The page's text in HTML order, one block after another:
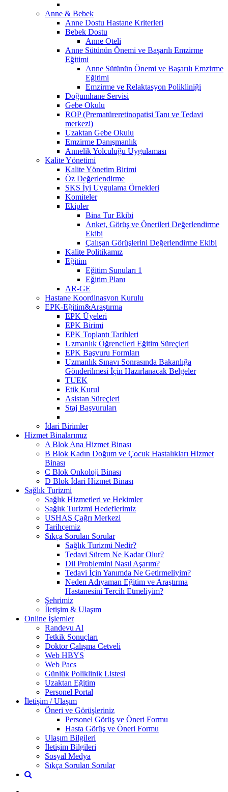
Anne & Bebek
Anne Dostu Hastane Kriterleri
Bebek Dostu
Anne Oteli
Anne Sütünün Önemi ve Başarılı Emzirme
Eğitimi
Anne Sütünün Önemi ve Başarılı Emzirme
Eğitimi
Emzirme ve Relaktasyon Polikliniği
Doğumhane Servisi
Gebe Okulu
ROP (Prematüreretinopatisi Tanı ve Tedavi
merkezi)
Uzaktan Gebe Okulu
Emzirme Danışmanlık
Annelik Yolculuğu Uygulaması
Kalite Yönetimi
Kalite Yönetim Birimi
Öz Değerlendirme
SKS İyi Uygulama Örnekleri
Komiteler
Ekipler
Bina Tur Ekibi
Anket, Görüş ve Önerileri Değerlendirme
Ekibi
Çalışan Görüşlerini Değerlendirme Ekibi
Kalite Politikamız
Eğitim
Eğitim Sunuları 1
Eğitim Planı
AR-GE
Hastane Koordinasyon Kurulu
EPK-Eğitim&Araştırma
EPK Üyeleri
EPK Birimi
EPK Toplantı Tarihleri
Uzmanlık Öğrencileri Eğitim Süreçleri
EPK Başvuru Formları
Uzmanlık Sınavı Sonrasında Bakanlığa
Gönderilmesi İçin Hazırlanacak Belgeler
TUEK
Etik Kurul
Asistan Süreçleri
Staj Başvuruları
İdari Birimler
Hizmet Binalarımız
A Blok Ana Hizmet Binası
B Blok Kadın Doğum ve Çocuk Hastalıkları Hizmet
Binası
C Blok Onkoloji Binası
D Blok İdari Hizmet Binası
Sağlık Turizmi
Sağlık Hizmetleri ve Hekimler
Sağlık Turizmi Hedeflerimiz
USHAŞ Çağrı Merkezi
Tarihçemiz
Sıkça Sorulan Sorular
Sağlık Turizmi Nedir?
Tedavi Sürem Ne Kadar Olur?
Dil Problemini Nasıl Aşarım?
Tedavi İçin Yanımda Ne Getirmeliyim?
Neden Adıyaman Eğitim ve Araştırma
Hastanesini Tercih Etmeliyim?
Şehrimiz
İletişim & Ulaşım
Online İşlemler
Randevu Al
Tetkik Sonuçları
Doktor Çalışma Cetveli
Web HBYS
Web Pacs
Günlük Poliklinik Listesi
Uzaktan Eğitim
Personel Portal
İletişim / Ulaşım
Öneri ve Görüşleriniz
Personel Görüş ve Öneri Formu
Hasta Görüş ve Öneri Formu
Ulaşım Bilgileri
İletişim Bilgileri
Sosyal Medya
Sıkça Sorulan Sorular